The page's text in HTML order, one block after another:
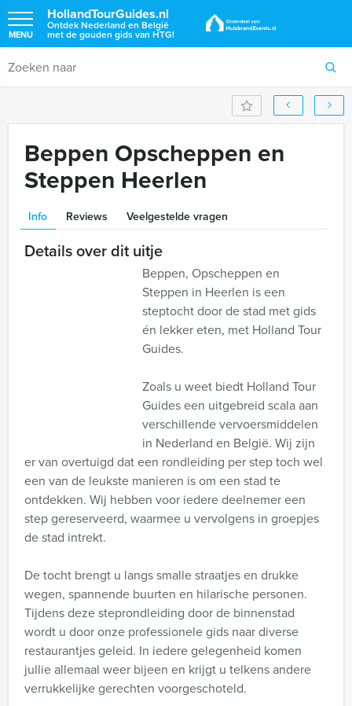
HollandTourGuides.nl
Ontdek Nederland en België
met de gouden gids van HTG!
MENU
Beppen Opscheppen en
Steppen Heerlen
Info Reviews Veelgestelde vragen
Details over dit uitje
Beppen, Opscheppen en
Steppen in Heerlen is een
steptocht door de stad met gids
én lekker eten, met Holland Tour
Guides.
Zoals u weet biedt Holland Tour
Guides een uitgebreid scala aan
verschillende vervoersmiddelen
in Nederland en België. Wij zijn
er van overtuigd dat een rondleiding per step toch wel
een van de leukste manieren is om een stad te
ontdekken. Wij hebben voor iedere deelnemer een
step gereserveerd, waarmee u vervolgens in groepjes
de stad intrekt.
De tocht brengt u langs smalle straatjes en drukke
wegen, spannende buurten en hilarische personen.
Tijdens deze steprondleiding door de binnenstad
wordt u door onze professionele gids naar diverse
restaurantjes geleid. In iedere gelegenheid komen
jullie allemaal weer bijeen en krijgt u telkens andere
verrukkelijke gerechten voorgeschoteld.